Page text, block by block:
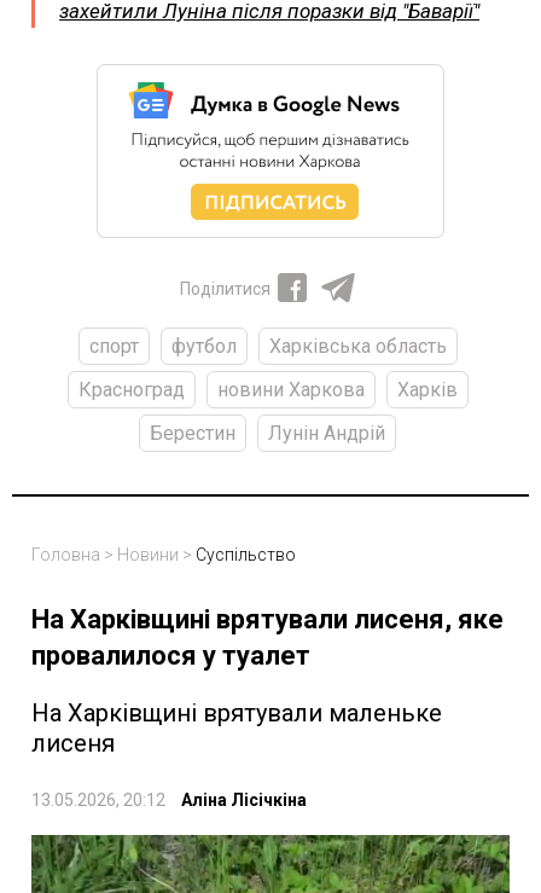
захейтили Луніна після поразки від "Баварії"
Поділитися
спорт футбол
Харківська область
Красноград
новини Харкова
Харків
Берестин
Лунін Андрій
Головна > Новини > Суспільство
На Харківщині врятували лисеня, яке
провалилося у туалет
На Харківщині врятували маленьке
лисеня
13.05.2026, 20:12 Аліна Лісічкіна